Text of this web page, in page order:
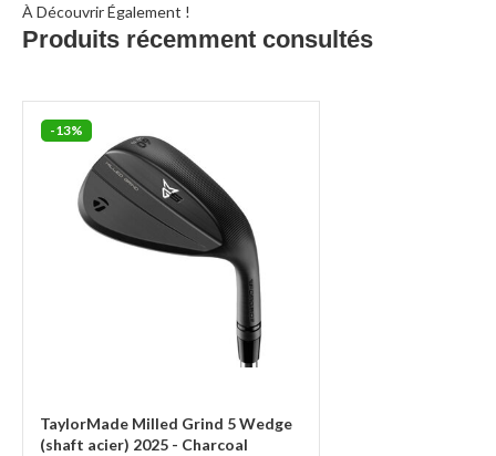
À Découvrir Également !
Produits récemment consultés
-13%
TaylorMade Milled Grind 5 Wedge
(shaft acier) 2025 - Charcoal